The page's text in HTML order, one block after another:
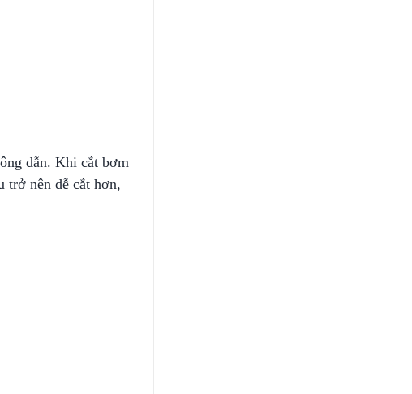
dẫn. Khi cắt bơm
trở nên dễ cắt hơn,